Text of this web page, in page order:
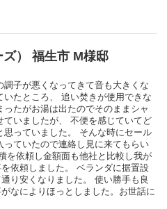
） 福生市 M様邸
調子が悪くなってきて音も大きくな
いたところ、 追い焚きが使用できな
ったがお湯は出たのでそのままシャ
ていましたが、 不便を感じていてど
思っていました。 そんな時にセール
っていたので連絡し見に来てもらい
を依頼し金額面も他社と比較し我が
依頼しました。 ベランダに据置設
り安くなりました。 使い勝手も良
なによりほっとしました。お世話に